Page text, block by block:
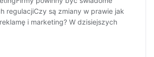
regulacjiCzy są zmiany w prawie jak
i marketing? W dzisiejszych